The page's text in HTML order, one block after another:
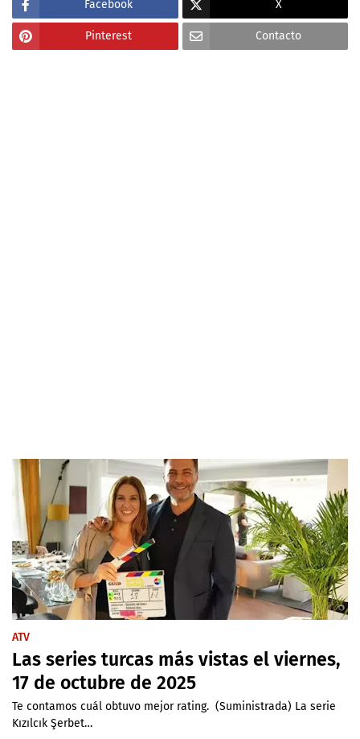
Facebook X
Pinterest Contacto
ATV
Las series turcas más vistas el viernes,
17 de octubre de 2025
Te contamos cuál obtuvo mejor rating. (Suministrada) La serie
Kızılcık Şerbet…